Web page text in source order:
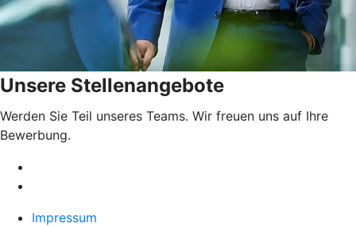
Unsere Stellenangebote
Werden Sie Teil unseres Teams. Wir freuen uns auf Ihre
Bewerbung.
Impressum